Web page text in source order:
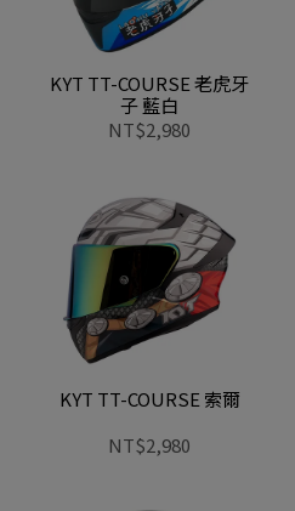
KYT TT-COURSE 老虎牙
子 藍白
NT$2,980
KYT TT-COURSE 索爾
NT$2,980